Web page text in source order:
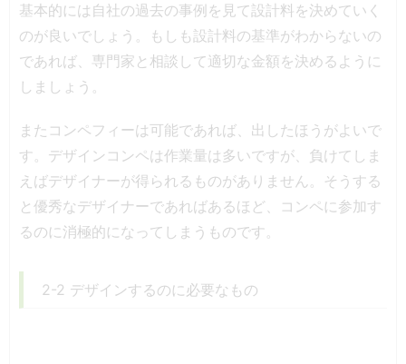
基本的には自社の過去の事例を見て設計料を決めていく
のが良いでしょう。もしも設計料の基準がわからないの
であれば、専門家と相談して適切な金額を決めるように
しましょう。
またコンペフィーは可能であれば、出したほうがよいで
す。デザインコンペは作業量は多いですが、負けてしま
えばデザイナーが得られるものがありません。そうする
と優秀なデザイナーであればあるほど、コンペに参加す
るのに消極的になってしまうものです。
2-2 デザインするのに必要なもの